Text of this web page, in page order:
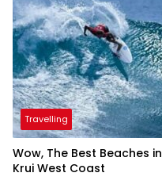
Travelling
Wow, The Best Beaches in
Krui West Coast